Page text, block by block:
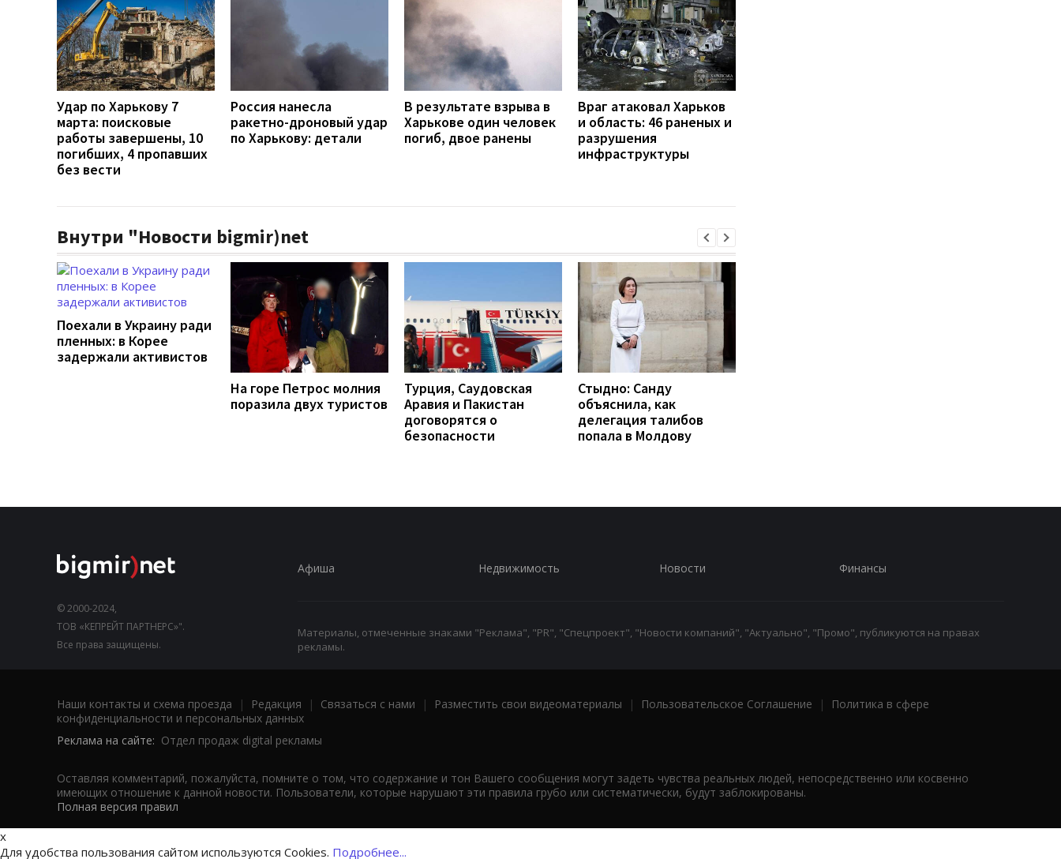
Удар по Харькову 7
марта: поисковые
работы завершены, 10
погибших, 4 пропавших
без вести
Россия нанесла
ракетно-дроновый удар
по Харькову: детали
В результате взрыва в
Харькове один человек
погиб, двое ранены
Враг атаковал Харьков
и область: 46 раненых и
разрушения
инфраструктуры
Внутри "Новости bigmir)net
Поехали в Украину ради
пленных: в Корее
задержали активистов
На горе Петрос молния
поразила двух туристов
Турция, Саудовская
Аравия и Пакистан
договорятся о
безопасности
Стыдно: Санду
объяснила, как
делегация талибов
попала в Молдову
© 2000-2024,
ТОВ «КЕПРЕЙТ ПАРТНЕРС»".
Все права защищены.
Афиша Недвижимость Новости Финансы
Материалы, отмеченные знаками "Реклама", "PR", "Спецпроект", "Новости компаний", "Актуально", "Промо", публикуются на правах
рекламы.
Наши контакты и схема проезда | Редакция | Связаться с нами | Разместить свои видеоматериалы | Пользовательское Соглашение |
Политика в сфере
конфиденциальности и персональных данных
Реклама на сайте: Отдел продаж digital рекламы
Оставляя комментарий, пожалуйста, помните о том, что содержание и тон Вашего сообщения могут задеть чувства реальных людей, непосредственно или косвенно
имеющих отношение к данной новости. Пользователи, которые нарушают эти правила грубо или систематически, будут заблокированы.
Полная версия правил
x
Для удобства пользования сайтом используются Cookies. Подробнее...